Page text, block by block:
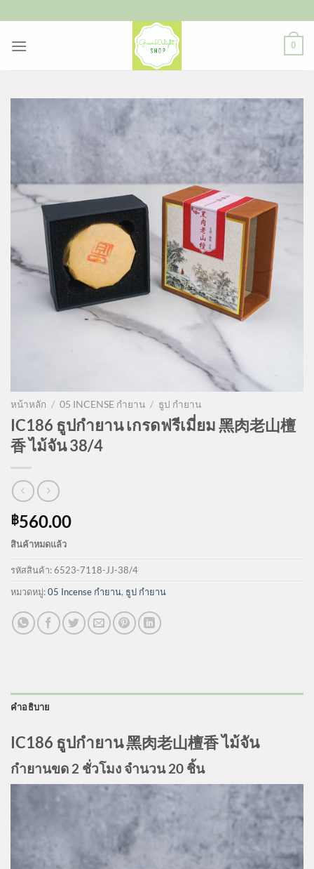
ไป
0
หน้าหลัก / 05 INCENSE กำยาน / ธูป กำยาน
IC186 ธูปกำยาน เกรดฟรีเมี่ยม 黑肉老山檀
香 ไม้จัน 38/4
฿560.00
สินค้าหมดแล้ว
รหัสสินค้า:6523-7118-JJ-38/4
หมวดหมู่:05 Incense กำยาน, ธูป กำยาน
คำอธิบาย
IC186 ธูปกำยาน 黑肉老山檀香 ไม้จัน
กำยานขด 2 ชั่วโมง จำนวน 20 ชิ้น